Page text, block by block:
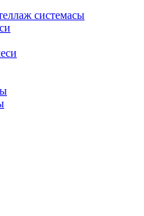
системасы